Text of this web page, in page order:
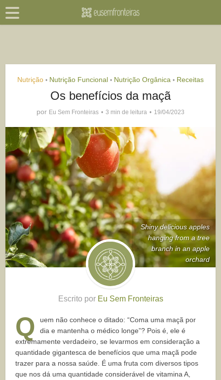
Nutrição • Nutrição Funcional • Nutrição Orgânica • Receitas
Os benefícios da maçã
por Eu Sem Fronteiras 3 min de leitura 19/04/2023
Shiny delicious apples
hanging from a tree
branch in an apple
orchard
Escrito por Eu Sem Fronteiras
Q
uem não conhece o ditado: “Coma uma maçã por
dia e mantenha o médico longe”? Pois é, ele é
extremamente verdadeiro, se levarmos em consideração a
quantidade gigantesca de benefícios que uma maçã pode
trazer para a nossa saúde. É uma fruta com diversos tipos
que nos dá uma quantidade considerável de vitamina A,